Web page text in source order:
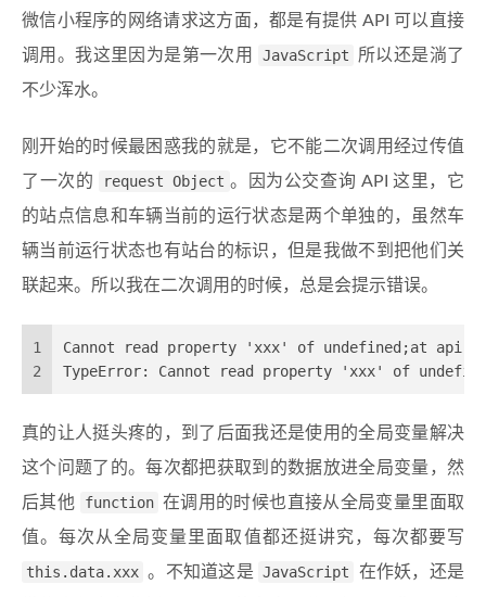
微信小程序的网络请求这方面，都是有提供 API 可以直接
调用。我这里因为是第一次用
JavaScript
所以还是淌了
不少浑水。
刚开始的时候最困惑我的就是，它不能二次调用经过传值
了一次的
request Object 。因为公交查询 API 这里，它
的站点信息和车辆当前的运行状态是两个单独的，虽然车
辆当前运行状态也有站台的标识，但是我做不到把他们关
联起来。所以我在二次调用的时候，总是会提示错误。
1
2
Cannot read property 'xxx' of undefined;at api
TypeError: Cannot read property 'xxx' of
真的让人挺头疼的，到了后面我还是使用的全局变量解决
这个问题了的。每次都把获取到的数据放进全局变量，然
后其他
function 在调用的时候也直接从全局变量里面取
值。每次从全局变量里面取值都还挺讲究，每次都要写
this.data.xxx 。不知道这是 JavaScript
在作妖，还是